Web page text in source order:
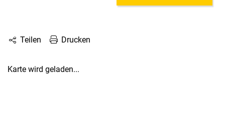
Teilen Drucken
Karte wird geladen...